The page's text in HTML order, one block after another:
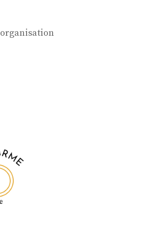
organisation